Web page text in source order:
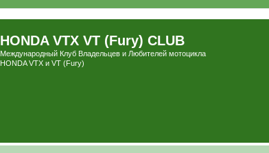
HONDA VTX VT (Fury) CLUB
Международный Клуб Владельцев и Любителей мотоцикла
HONDA VTX и VT (Fury)